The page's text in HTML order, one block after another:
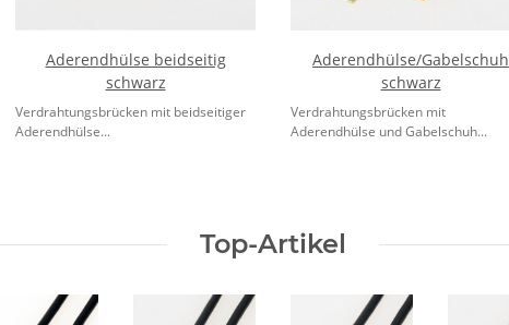
Aderendhülse beidseitig
schwarz
Verdrahtungsbrücken mit beidseitiger
Aderendhülse...
Aderendhülse/Gabelschuh
schwarz
Verdrahtungsbrücken mit
Aderendhülse und Gabelschuh...
Top-Artikel